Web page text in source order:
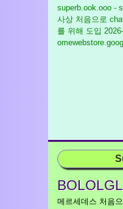
superb.ook.ooo -
사상 처음으로
를 위해 도입
BOLOLGL
메르세데스 처음